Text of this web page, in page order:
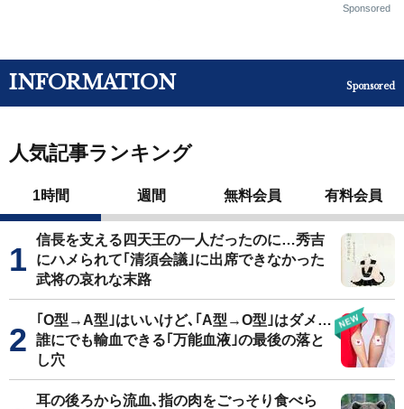
Sponsored
INFORMATION Sponsored
人気記事ランキング
1時間 週間 無料会員 有料会員
信長を支える四天王の一人だったのに…秀吉
にハメられて｢清須会議｣に出席できなかった
武将の哀れな末路
｢O型→A型｣はいいけど､｢A型→O型｣はダメ…
誰にでも輸血できる｢万能血液｣の最後の落と
し穴
耳の後ろから流血､指の肉をごっそり食べら